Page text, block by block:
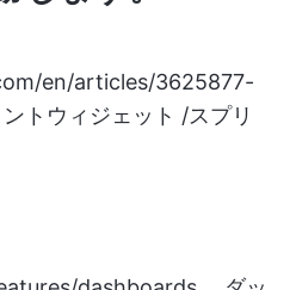
en/articles/3625877-
ントウィジェット /スプリ